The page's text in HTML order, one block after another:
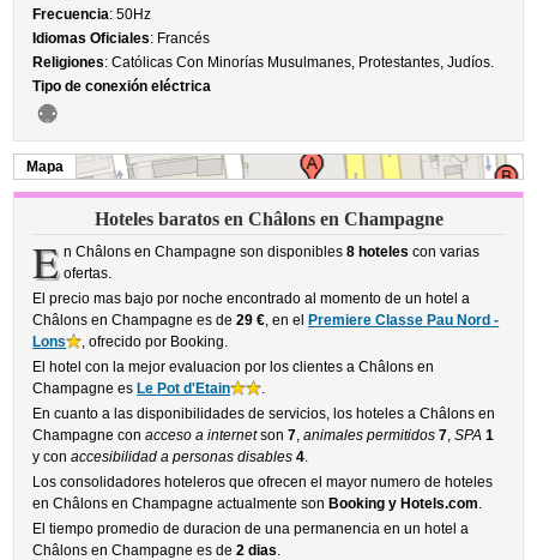
Frecuencia: 50Hz
Idiomas Oficiales: Francés
Religiones: Católicas Con Minorías Musulmanes, Protestantes, Judíos.
Tipo de conexión eléctrica
Mapa
Hoteles baratos en Châlons en Champagne
E n Châlons en Champagne son disponibles 8 hoteles con varias
ofertas.
El precio mas bajo por noche encontrado al momento de un hotel a
Châlons en Champagne es de29 €, en el
Premiere Classe Pau Nord -
Lons
, ofrecido por Booking.
El hotel con la mejor evaluacion por los clientes a Châlons en
Champagne es Le Pot d'Etain
.
En cuanto a las disponibilidades de servicios, los hoteles a Châlons en
Champagne conacceso a internetson7,animales permitidos 7,SPA 1
y conaccesibilidad a personas disables 4.
Los consolidadores hoteleros que ofrecen el mayor numero de hoteles
en Châlons en Champagne actualmente son Booking y Hotels.com.
El tiempo promedio de duracion de una permanencia en un hotel a
Châlons en Champagne es de2 dias.